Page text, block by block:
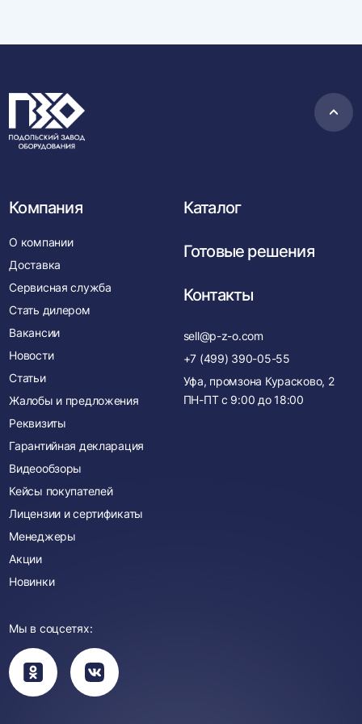
в
Компания
О компании
Доставка
Сервисная служба
Стать дилером
Вакансии
Новости
Статьи
Жалобы и предложения
Реквизиты
Гарантийная декларация
Видеообзоры
Кейсы покупателей
Лицензии и сертификаты
Менеджеры
Акции
Новинки
Каталог
Готовые решения
Контакты
sell@p-z-o.com
+7 (499) 390-05-55
Уфа, промзона Курасково, 2
ПН-ПТ с 9:00 до 18:00
Мы в соцсетях:
Вы
перейдете
в
группу
Вы
перейдете
в
группу